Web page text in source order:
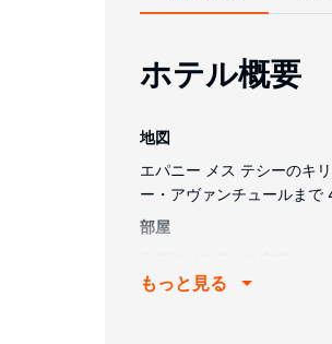
ホテル概要
地図
エパニー メス テシーのキ
ー・アヴァンチュールまで
部屋
ンフォールシャワー付きの
もっと見る